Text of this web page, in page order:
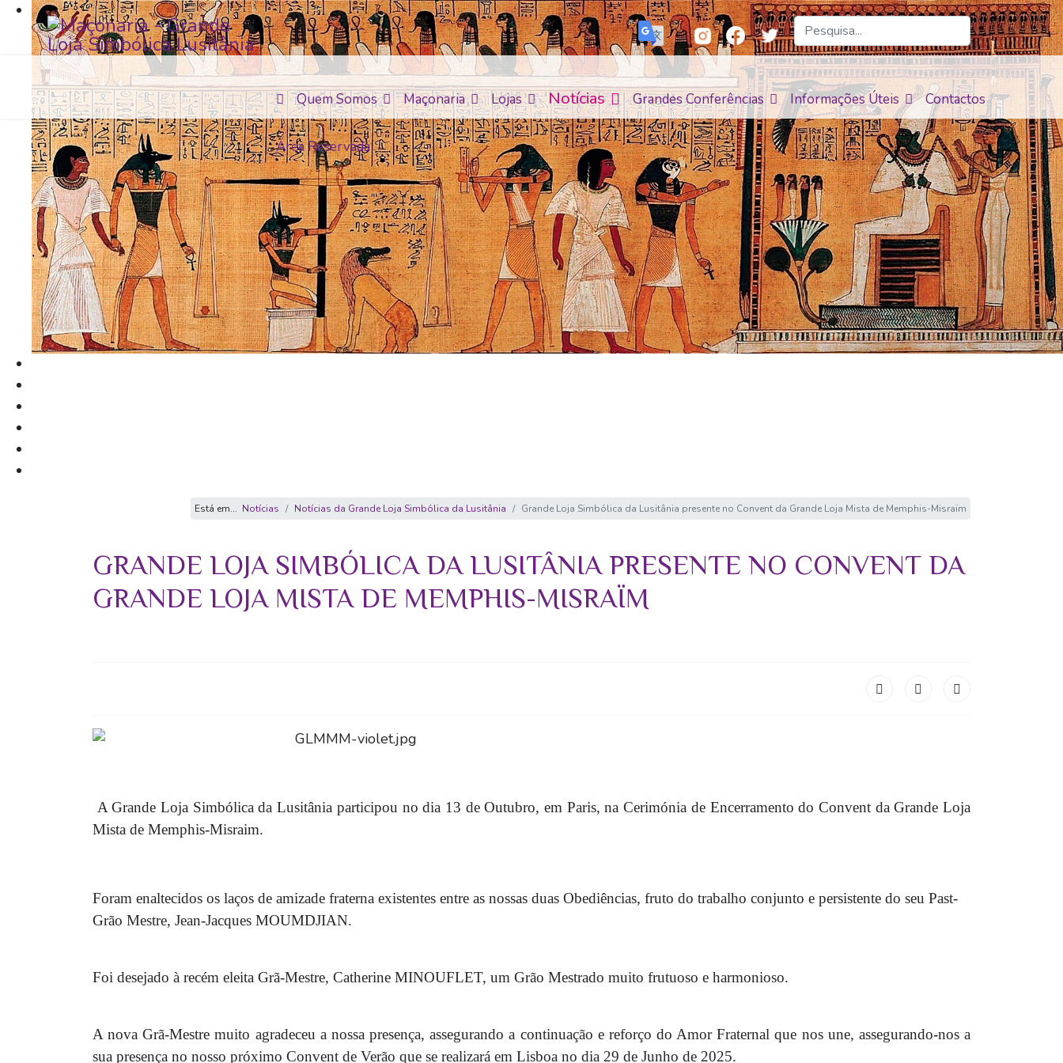
Quem Somos Maçonaria Lojas Notícias Grandes Conferências Informações Úteis Contactos
Área Reservada
Está em... Notícias Notícias da Grande Loja Simbólica da Lusitânia Grande Loja Simbólica da Lusitânia presente no Convent da Grande Loja Mista de Memphis-Misraïm
GRANDE LOJA SIMBÓLICA DA LUSITÂNIA PRESENTE NO CONVENT DA
GRANDE LOJA MISTA DE MEMPHIS-MISRAÏM
A Grande Loja Simbólica da Lusitânia participou no dia 13 de Outubro, em Paris, na Cerimónia de Encerramento do Convent da Grande Loja
Mista de Memphis-Misraim.
Foram enaltecidos os laços de amizade fraterna existentes entre as nossas duas Obediências, fruto do trabalho conjunto e persistente do seu Past-
Grão Mestre, Jean-Jacques MOUMDJIAN.
Foi desejado à recém eleita Grã-Mestre, Catherine MINOUFLET, um Grão Mestrado muito frutuoso e harmonioso.
A nova Grã-Mestre muito agradeceu a nossa presença, assegurando a continuação e reforço do Amor Fraternal que nos une, assegurando-nos a
sua presença no nosso próximo Convent de Verão que se realizará em Lisboa no dia 29 de Junho de 2025.